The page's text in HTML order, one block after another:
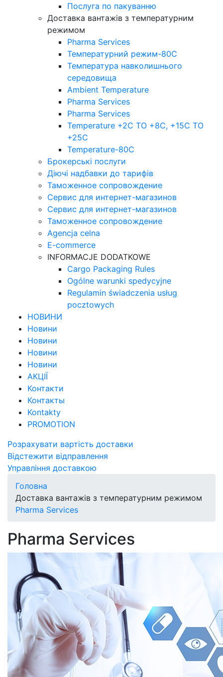
Послуга по пакуванню
Доставка вантажів з температурним
режимом
Pharma Services
Температурний режим-80С
Температура навколишнього
середовища
Ambient Temperature
Pharma Services
Pharma Services
Temperature +2C TO +8С, +15C TO
+25С
Temperature-80С
Брокерські послуги
Діючі надбавки до тарифів
Таможенное сопровождение
Сервис для интернет-магазинов
Сервис для интернет-магазинов
Таможенное сопровождение
Agencja celna
E-commerce
INFORMACJE DODATKOWE
Cargo Packaging Rules
Ogólne warunki spedycyjne
Regulamin świadczenia usług
pocztowych
НОВИНИ
Новини
Новини
Новини
Новини
АКЦІЇ
Контакти
Контакты
Kontakty
PROMOTION
Розрахувати вартість доставки
Відстежити відправлення
Управління доставкою
Головна
Доставка вантажів з температурним режимом
Pharma Services
Pharma Services